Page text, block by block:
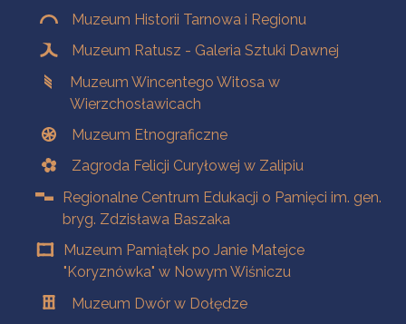
Muzeum Historii Tarnowa i Regionu
Muzeum Ratusz - Galeria Sztuki Dawnej
Muzeum Wincentego Witosa w
Wierzchosławicach
Muzeum Etnograficzne
Zagroda Felicji Curyłowej w Zalipiu
Regionalne Centrum Edukacji o Pamięci im. gen.
bryg. Zdzisława Baszaka
Muzeum Pamiątek po Janie Matejce
"Koryznówka" w Nowym Wiśniczu
Muzeum Dwór w Dołędze